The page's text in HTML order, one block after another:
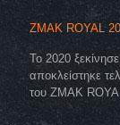
ZMAK ROYAL
Το 2020
αποκλείστηκε
του ZMAK